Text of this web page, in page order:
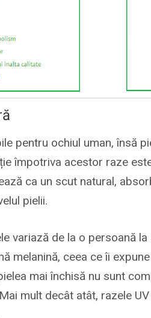
pentru ochiul uman, însă
împotriva acestor raze
ca un scut natural,
pielii.
variază de la o persoană
melanină, ceea ce îi
mai închisă nu sunt
mult decât atât, razele